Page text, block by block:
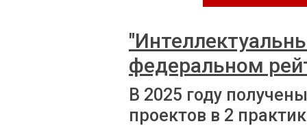
федеральном
В 2025 году
проектов в 2